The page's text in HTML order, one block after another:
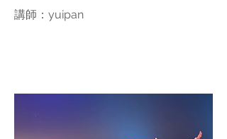
講師：yuipan